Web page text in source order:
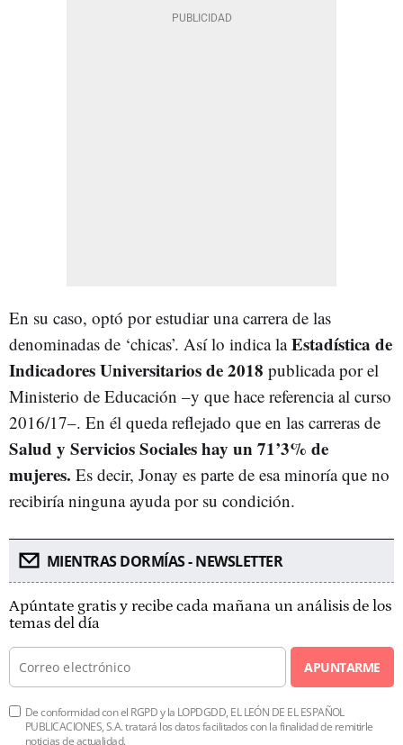
En su caso, optó por estudiar una carrera de las
denominadas de ‘chicas’. Así lo indica laEstadística de
Indicadores Universitarios de 2018 publicada por el
Ministerio de Educación –y que hace referencia al curso
2016/17–. En él queda reflejado que en las carreras de
Salud y Servicios Sociales hay un 71’3% de
mujeres. Es decir, Jonay es parte de esa minoría que no
recibiría ninguna ayuda por su condición.
MIENTRAS DORMÍAS - NEWSLETTER
Apúntate gratis y recibe cada mañana un análisis de los
temas del día
APUNTARME
De conformidad con el RGPD y la LOPDGDD, EL LEÓN DE EL ESPAÑOL
PUBLICACIONES, S.A. tratará los datos facilitados con la finalidad de remitirle
noticias de actualidad.